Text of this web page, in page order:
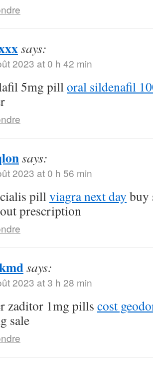
says:
2023 at 0 h 42 min
5mg pilloral sildenafil
says:
2023 at 0 h 56 min
pillviagra next day buy
prescription
says:
2023 at 3 h 28 min
zaditor 1mg pills cost
sale